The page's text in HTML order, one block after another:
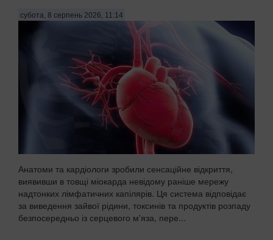
субота, 8 серпень 2026, 11:14
Анатоми та кардіологи зробили сенсаційне відкриття,
виявивши в товщі міокарда невідому раніше мережу
надтонких лімфатичних капілярів. Ця система відповідає
за виведення зайвої рідини, токсинів та продуктів розпаду
безпосередньо із серцевого м'яза, пере...